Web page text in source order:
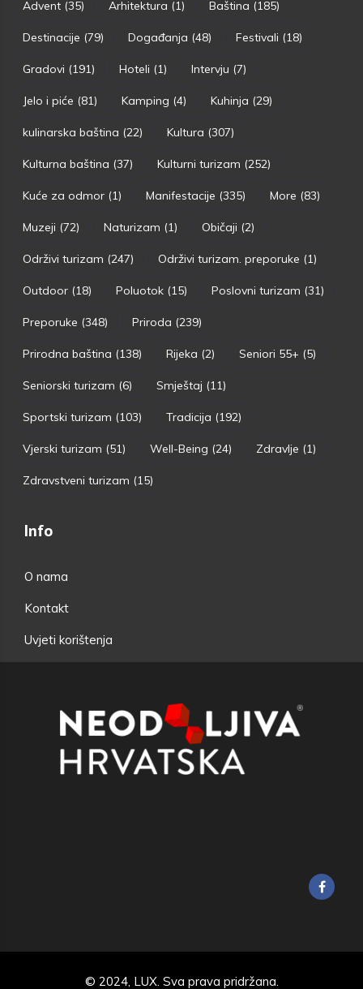
Advent (35) Arhitektura (1) Baština (185)
Destinacije (79) Događanja (48) Festivali (18)
Gradovi (191) Hoteli (1) Intervju (7)
Jelo i piće (81) Kamping (4) Kuhinja (29)
kulinarska baština (22) Kultura (307)
Kulturna baština (37) Kulturni turizam (252)
Kuće za odmor (1) Manifestacije (335) More (83)
Muzeji (72) Naturizam (1) Običaji (2)
Održivi turizam (247) Održivi turizam. preporuke (1)
Outdoor (18) Poluotok (15) Poslovni turizam (31)
Preporuke (348) Priroda (239)
Prirodna baština (138) Rijeka (2) Seniori 55+ (5)
Seniorski turizam (6) Smještaj (11)
Sportski turizam (103) Tradicija (192)
Vjerski turizam (51) Well-Being (24) Zdravlje (1)
Zdravstveni turizam (15)
Info
O nama
Kontakt
Uvjeti korištenja
© 2024, LUX. Sva prava pridržana.